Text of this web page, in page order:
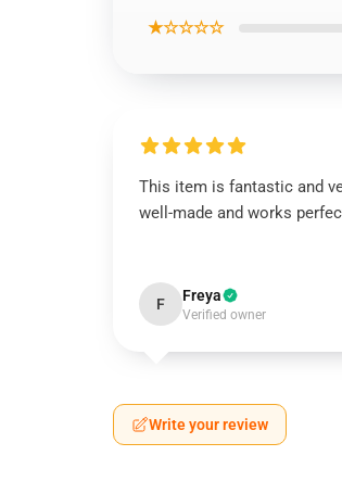
★☆☆☆☆
This item is fantastic and
well-made and works
F Freya
Verified owner
Write your review